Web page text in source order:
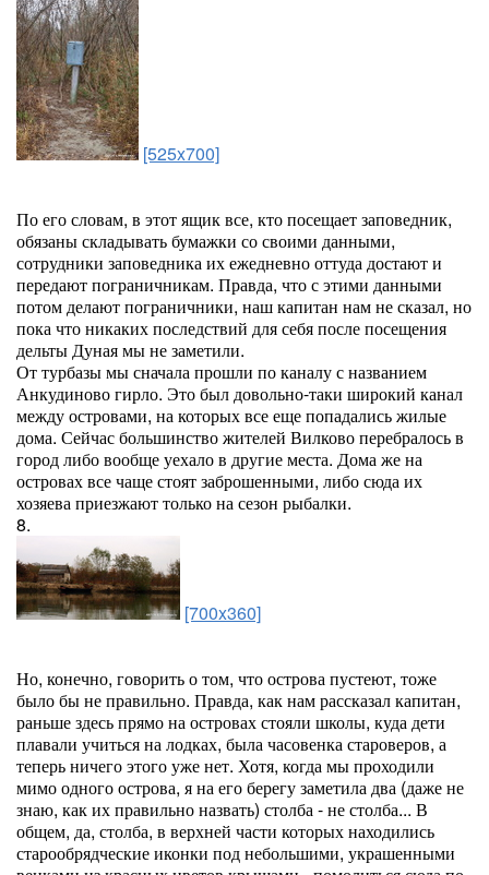
[525x700]
По его словам, в этот ящик все, кто посещает заповедник,
обязаны складывать бумажки со своими данными,
сотрудники заповедника их ежедневно оттуда достают и
передают пограничникам. Правда, что с этими данными
потом делают пограничники, наш капитан нам не сказал, но
пока что никаких последствий для себя после посещения
дельты Дуная мы не заметили.
От турбазы мы сначала прошли по каналу с названием
Анкудиново гирло. Это был довольно-таки широкий канал
между островами, на которых все еще попадались жилые
дома. Сейчас большинство жителей Вилково перебралось в
город либо вообще уехало в другие места. Дома же на
островах все чаще стоят заброшенными, либо сюда их
хозяева приезжают только на сезон рыбалки.
8.
[700x360]
Но, конечно, говорить о том, что острова пустеют, тоже
было бы не правильно. Правда, как нам рассказал капитан,
раньше здесь прямо на островах стояли школы, куда дети
плавали учиться на лодках, была часовенка староверов, а
теперь ничего этого уже нет. Хотя, когда мы проходили
мимо одного острова, я на его берегу заметила два (даже не
знаю, как их правильно назвать) столба - не столба... В
общем, да, столба, в верхней части которых находились
старообрядческие иконки под небольшими, украшенными